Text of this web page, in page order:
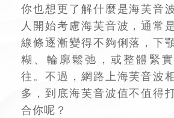
你也想更了解什麼是海芙音
人開始考慮海芙音波，通常
線條逐漸變得不夠俐落，下
糊、輪廓鬆弛，或整體緊
往。不過，網路上海芙音波
多，到底海芙音波值不值得
合你呢？